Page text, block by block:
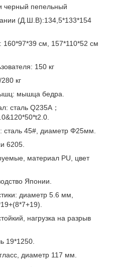
черный пепельный
(Д.Ш.B):134,5*133*154
см, 157*110*52 см
150 кг
кг
мышца бедра.
сталь Q235A；
сталь 45#, диаметр Φ25мм.
6205.
материал PU, цвет
Японии.
диаметр 5.6 мм,
нагрузка на разрыв
19*1250.
диаметр 117 мм.